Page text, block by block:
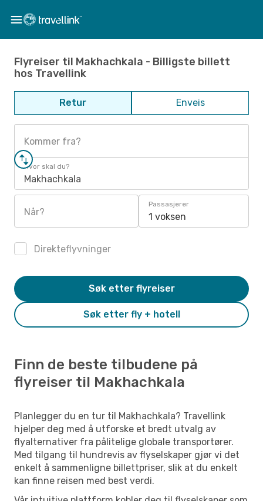
Flyreiser til Makhachkala - Billigste billett
hos Travellink
Retur Enveis
Kommer fra?
Hvor skal du?
Makhachkala
Når?
Passasjerer
1 voksen
Direkteflyvninger
Søk etter fly + hotell
Søk etter flyreiser
Finn de beste tilbudene på
flyreiser til Makhachkala
Planlegger du en tur til Makhachkala? Travellink
hjelper deg med å utforske et bredt utvalg av
flyalternativer fra pålitelige globale transportører.
Med tilgang til hundrevis av flyselskaper gjør vi det
enkelt å sammenligne billettpriser, slik at du enkelt
kan finne reisen med best verdi.